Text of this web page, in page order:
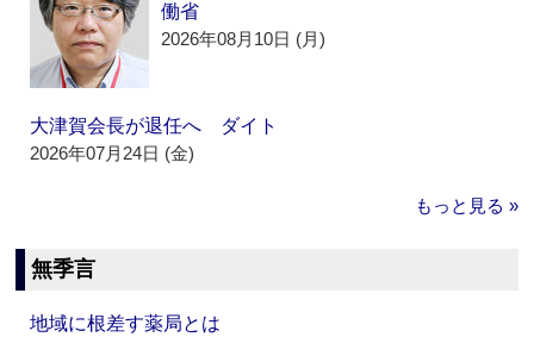
働省
2026年08月10日 (月)
大津賀会長が退任へ ダイト
2026年07月24日 (金)
もっと見る »
無季言
地域に根差す薬局とは